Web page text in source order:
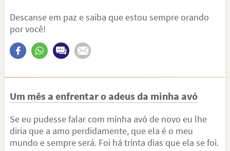
Descanse em paz e saiba que estou sempre orando
por você!
Um mês a enfrentar o adeus da minha avó
Se eu pudesse falar com minha avó de novo eu lhe
diria que a amo perdidamente, que ela é o meu
mundo e sempre será. Foi há trinta dias que ela se foi.